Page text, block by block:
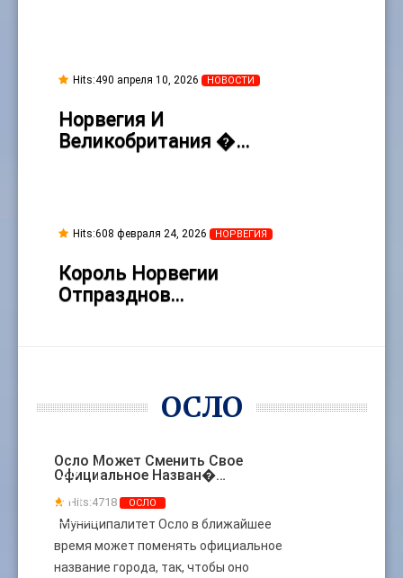
Hits:490 апреля 10, 2026 НОВОСТИ
Норвегия И
Великобритания �…
Hits:608 февраля 24, 2026 НОРВЕГИЯ
Король Норвегии
Отпразднов…
ОСЛО
Осло Может Сменить Свое
Официальное Назван�…
Hits:4718 ОСЛО
Муниципалитет Осло в ближайшее
время может поменять официальное
название города, так, чтобы оно
28
ОКТ